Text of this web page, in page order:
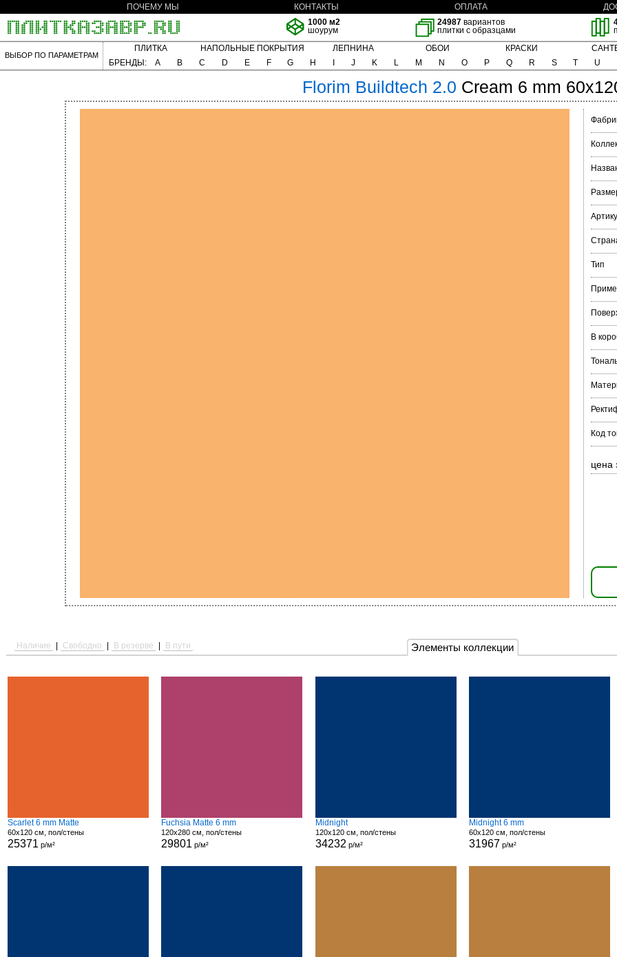
ПОЧЕМУ МЫ КОНТАКТЫ ОПЛАТА
1000 м2
шоурум
24987 вариантов
плитки с образцами
ВЫБОР ПО ПАРАМЕТРАМ
ПЛИТКА НАПОЛЬНЫЕ ПОКРЫТИЯ ЛЕПНИНА ОБОИ КРАСКИ
БРЕНДЫ:
A B C D E F G H J K L M N O P Q R S T U
Florim Buildtech 2.0 Cream 6 mm
Тип
В
Код
цена
Элементы коллекции
Наличие Свободно В резерве В пути
Scarlet 6 mm Matte
60x120 см, пол/стены
25371 р/м²
Fuchsia Matte 6 mm
120x280 см, пол/стены
29801 р/м²
Midnight
120x120 см, пол/стены
34232 р/м²
Midnight 6 mm
60x120 см, пол/стены
31967 р/м²